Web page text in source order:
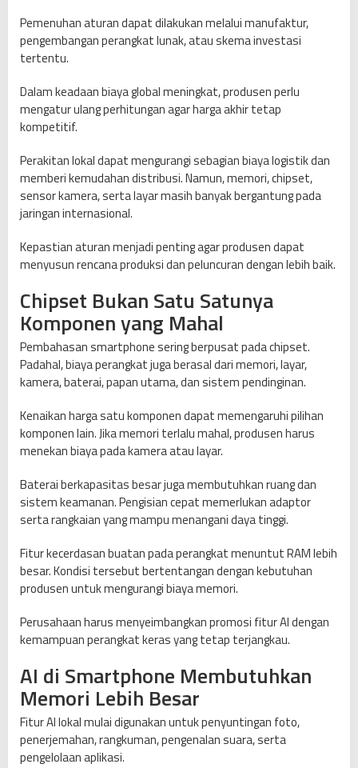
Pemenuhan aturan dapat dilakukan melalui manufaktur,
pengembangan perangkat lunak, atau skema investasi
tertentu.
Dalam keadaan biaya global meningkat, produsen perlu
mengatur ulang perhitungan agar harga akhir tetap
kompetitif.
Perakitan lokal dapat mengurangi sebagian biaya logistik dan
memberi kemudahan distribusi. Namun, memori, chipset,
sensor kamera, serta layar masih banyak bergantung pada
jaringan internasional.
Kepastian aturan menjadi penting agar produsen dapat
menyusun rencana produksi dan peluncuran dengan lebih baik.
Chipset Bukan Satu Satunya
Komponen yang Mahal
Pembahasan smartphone sering berpusat pada chipset.
Padahal, biaya perangkat juga berasal dari memori, layar,
kamera, baterai, papan utama, dan sistem pendinginan.
Kenaikan harga satu komponen dapat memengaruhi pilihan
komponen lain. Jika memori terlalu mahal, produsen harus
menekan biaya pada kamera atau layar.
Baterai berkapasitas besar juga membutuhkan ruang dan
sistem keamanan. Pengisian cepat memerlukan adaptor
serta rangkaian yang mampu menangani daya tinggi.
Fitur kecerdasan buatan pada perangkat menuntut RAM lebih
besar. Kondisi tersebut bertentangan dengan kebutuhan
produsen untuk mengurangi biaya memori.
Perusahaan harus menyeimbangkan promosi fitur AI dengan
kemampuan perangkat keras yang tetap terjangkau.
AI di Smartphone Membutuhkan
Memori Lebih Besar
Fitur AI lokal mulai digunakan untuk penyuntingan foto,
penerjemahan, rangkuman, pengenalan suara, serta
pengelolaan aplikasi.